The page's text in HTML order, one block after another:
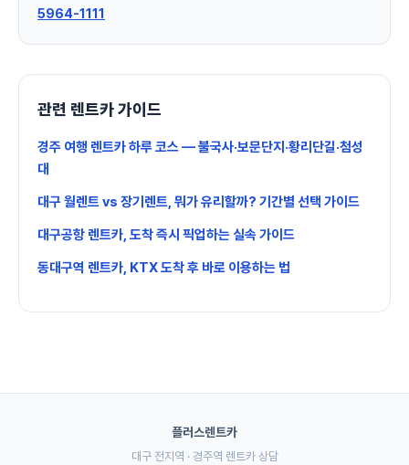
5964-1111
관련 렌트카 가이드
경주 여행 렌트카 하루 코스 — 불국사·보문단지·황리단길·첨성
대
대구 월렌트 vs 장기렌트, 뭐가 유리할까? 기간별 선택 가이드
대구공항 렌트카, 도착 즉시 픽업하는 실속 가이드
동대구역 렌트카, KTX 도착 후 바로 이용하는 법
플러스렌트카
대구 전지역 · 경주역 렌트카 상담